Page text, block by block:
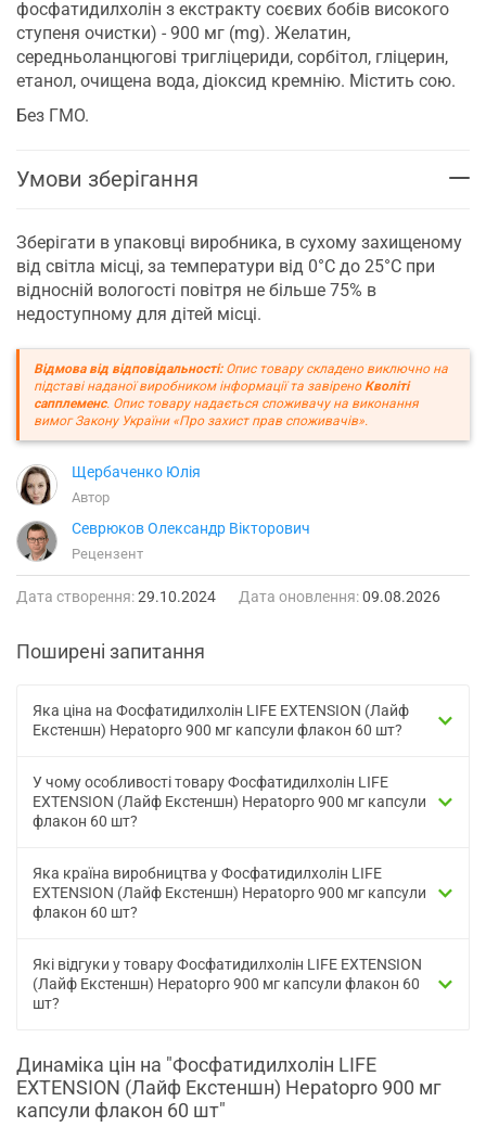
фосфатидилхолін з екстракту соєвих бобів високого
ступеня очистки) - 900 мг (mg). Желатин,
середньоланцюгові тригліцериди, сорбітол, гліцерин,
етанол, очищена вода, діоксид кремнію. Містить сою.
Без ГМО.
Умови зберігання
Зберігати в упаковці виробника, в сухому захищеному
від світла місці, за температури від 0°С до 25°С при
відносній вологості повітря не більше 75% в
недоступному для дітей місці.
Відмова від відповідальності:Опис товару складено виключно на
підставі наданої виробником інформації та завірено Кволіті
сапплеменс. Опис товару надається споживачу на виконання
вимог Закону України «Про захист прав споживачів».
Щербаченко Юлія
Автор
Севрюков Олександр Вікторович
Рецензент
Дата створення:29.10.2024 Дата оновлення:09.08.2026
Поширені запитання
Яка ціна на Фосфатидилхолін LIFE EXTENSION (Лайф
Екстеншн) Hepatopro 900 мг капсули флакон 60 шт?
У чому особливості товару Фосфатидилхолін LIFE
EXTENSION (Лайф Екстеншн) Hepatopro 900 мг капсули
флакон 60 шт?
Яка країна виробництва у Фосфатидилхолін LIFE
EXTENSION (Лайф Екстеншн) Hepatopro 900 мг капсули
флакон 60 шт?
Які відгуки у товару Фосфатидилхолін LIFE EXTENSION
(Лайф Екстеншн) Hepatopro 900 мг капсули флакон 60
шт?
Динаміка цін на "Фосфатидилхолін LIFE
EXTENSION (Лайф Екстеншн) Hepatopro 900 мг
капсули флакон 60 шт"